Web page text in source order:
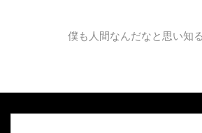
僕も人間なんだなと思い知